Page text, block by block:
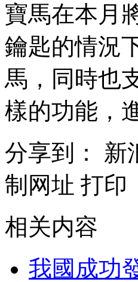
寶馬在本月
鑰匙的情況
馬，同時也
樣的功能，
分享到：
新
制网址 打印
相关内容
我國成功